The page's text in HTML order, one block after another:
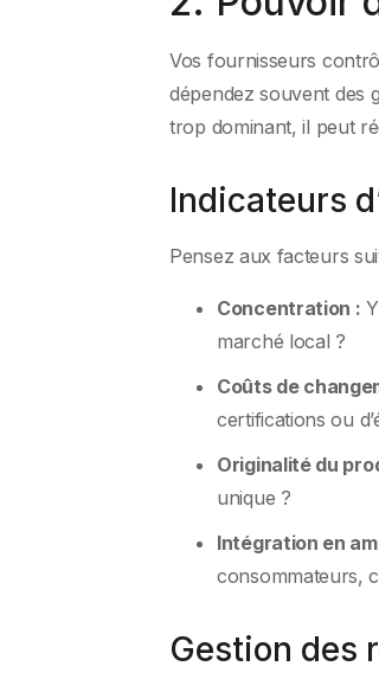
Vos fournisseurs
dépendez souvent des
trop dominant, il peut
Indicateurs
Pensez aux facteurs
Concentration :
marché local ?
Coûts de
certifications ou
Originalité du
unique ?
Intégration en
consommateurs,
Gestion des